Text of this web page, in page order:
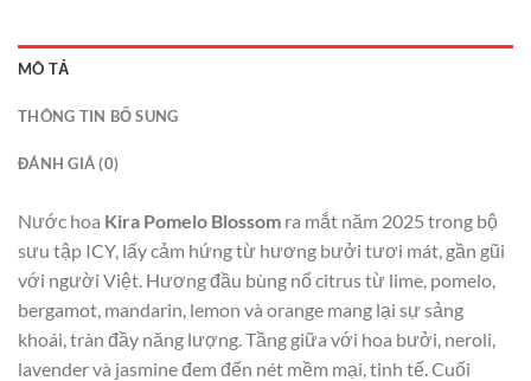
MÔ TẢ
THÔNG TIN BỔ SUNG
ĐÁNH GIÁ (0)
Nước hoa Kira Pomelo Blossom ra mắt năm 2025 trong bộ
sưu tập ICY, lấy cảm hứng từ hương bưởi tươi mát, gần gũi
với người Việt. Hương đầu bùng nổ citrus từ lime, pomelo,
bergamot, mandarin, lemon và orange mang lại sự sảng
khoái, tràn đầy năng lượng. Tầng giữa với hoa bưởi, neroli,
lavender và jasmine đem đến nét mềm mại, tinh tế. Cuối